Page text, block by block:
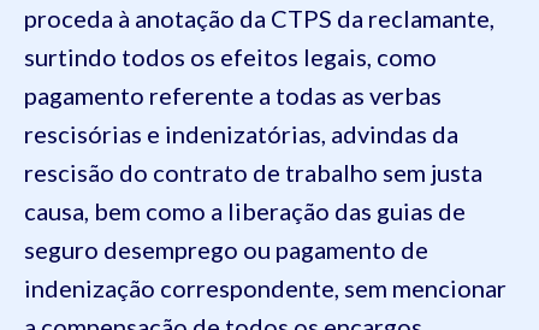
proceda à anotação da CTPS da reclamante,
surtindo todos os efeitos legais, como
pagamento referente a todas as verbas
rescisórias e indenizatórias, advindas da
rescisão do contrato de trabalho sem justa
causa, bem como a liberação das guias de
seguro desemprego ou pagamento de
indenização correspondente, sem mencionar